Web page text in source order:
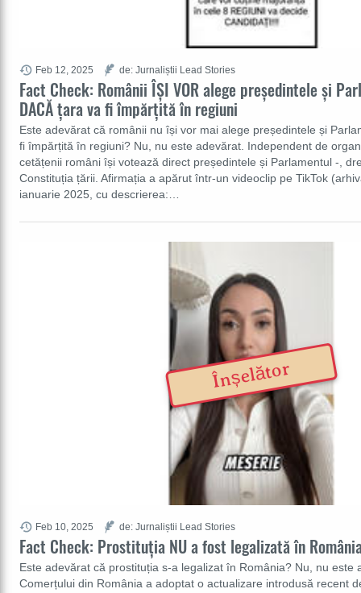
Fact Check: Românii ÎȘI VOR alege președintele și
DACĂ țara va fi împărțită în regiuni
Este adevărat că românii nu își vor mai alege președintele și
fi împărțită în regiuni? Nu, nu este adevărat. Independent de
cetățenii români își votează direct președintele și Parlamentul -,
Constituția țării. Afirmația a apărut într-un videoclip pe TikTok
ianuarie 2025, cu descrierea:…
Feb 12, 2025 de: Jurnaliștii Lead Stories
Fact Check: Prostituția NU a fost legalizată în
Este adevărat că prostituția s-a legalizat în România? Nu, nu este
Comerțului din România a adoptat o actualizare introdusă recent
Feb 10, 2025 de: Jurnaliștii Lead Stories
Înșelător